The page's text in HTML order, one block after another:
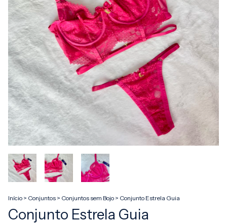
Início > Conjuntos > Conjuntos sem Bojo > Conjunto Estrela Guia
Conjunto Estrela Guia